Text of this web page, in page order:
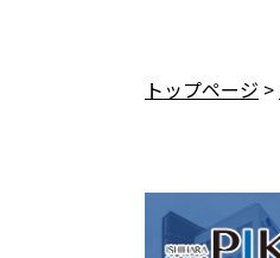
トップページ >